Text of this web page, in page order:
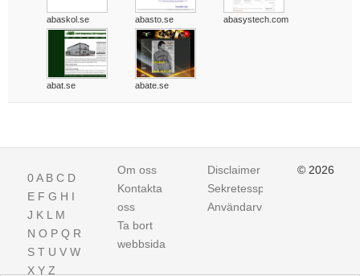
abaskol.se abasto.se abasystech.com
abat.se abate.se
0A B C D
E F G H I
J K L M
N O P Q R
S T U V W
X Y Z
Om oss
Kontakta
oss
Ta bort
webbsida
Disclaimer
Sekretesspolicy
Användarvillkor
© 2026